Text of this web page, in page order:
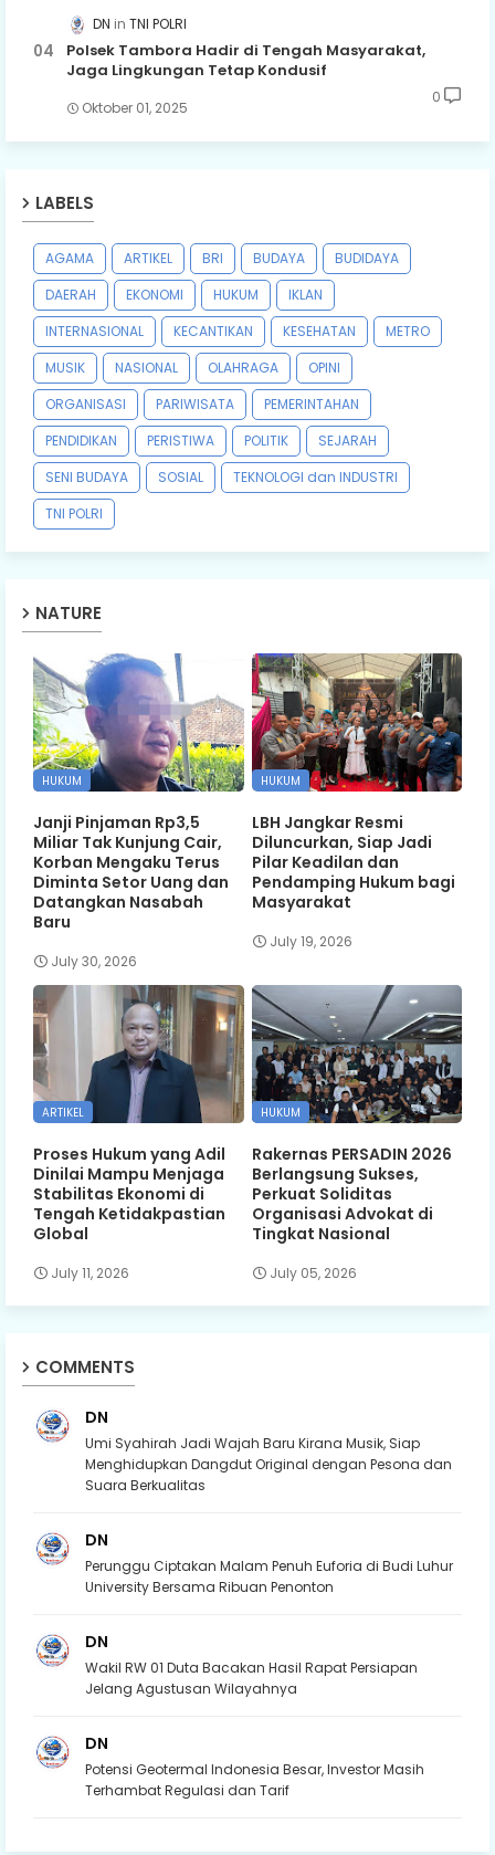
DN TNI POLRI
Polsek Tambora Hadir di Tengah Masyarakat,
Jaga Lingkungan Tetap Kondusif
Oktober 01, 2025
0
LABELS
AGAMA ARTIKEL BRI BUDAYA
BUDIDAYA
DAERAH
EKONOMI HUKUM
IKLAN
INTERNASIONAL
KECANTIKAN KESEHATAN
METRO
MUSIK
NASIONAL OLAHRAGA
OPINI
ORGANISASI
PARIWISATA
PEMERINTAHAN
PENDIDIKAN
PERISTIWA POLITIK
SEJARAH
SENI BUDAYA
SOSIAL
TEKNOLOGI dan INDUSTRI
TNI POLRI
NATURE
HUKUM
Janji Pinjaman Rp3,5
Miliar Tak Kunjung Cair,
Korban Mengaku Terus
Diminta Setor Uang dan
Datangkan Nasabah
Baru
July 30, 2026
HUKUM
LBH Jangkar Resmi
Diluncurkan, Siap Jadi
Pilar Keadilan dan
Pendamping Hukum bagi
Masyarakat
July 19, 2026
ARTIKEL
Proses Hukum yang Adil
Dinilai Mampu Menjaga
Stabilitas Ekonomi di
Tengah Ketidakpastian
Global
July 11, 2026
HUKUM
Rakernas PERSADIN 2026
Berlangsung Sukses,
Perkuat Soliditas
Organisasi Advokat di
Tingkat Nasional
July 05, 2026
COMMENTS
DN
Umi Syahirah Jadi Wajah Baru Kirana Musik, Siap
Menghidupkan Dangdut Original dengan Pesona dan
Suara Berkualitas
DN
Perunggu Ciptakan Malam Penuh Euforia di Budi Luhur
University Bersama Ribuan Penonton
DN
Wakil RW 01 Duta Bacakan Hasil Rapat Persiapan
Jelang Agustusan Wilayahnya
DN
Potensi Geotermal Indonesia Besar, Investor Masih
Terhambat Regulasi dan Tarif